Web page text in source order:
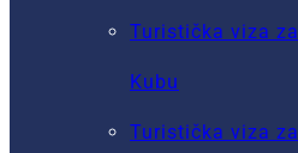
Turistička viza za
Kubu
Turistička viza za